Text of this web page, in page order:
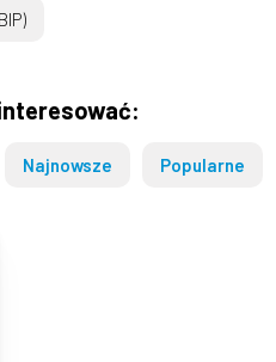
Najnowsze Popularne